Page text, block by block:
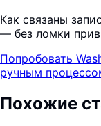
Как связаны
— без ломки
Попробовать
ручным
Похожие